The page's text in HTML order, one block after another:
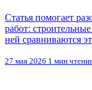
Статья помогает
работ:
ней сравниваются
27 мая 2026 1 мин